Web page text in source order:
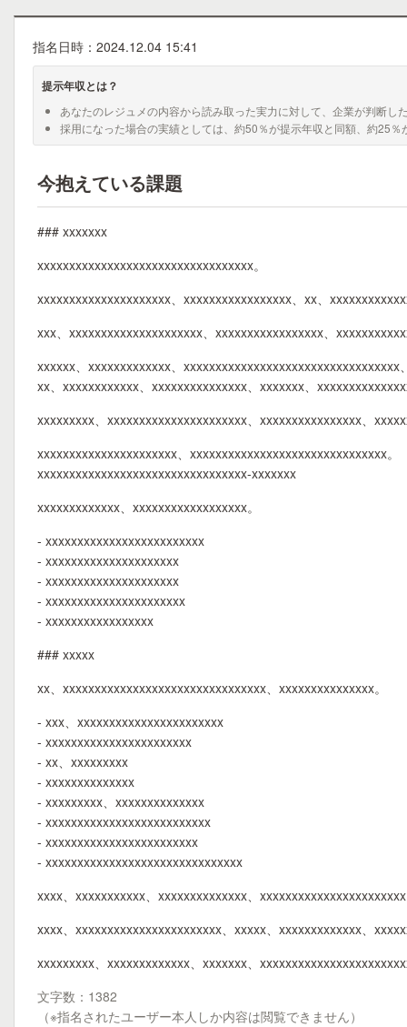
指名日時：2024.12.04 15:41
提示年収とは？
あなたのレジュメの内容から読み取った実力に対して、企業が判断し
採用になった場合の実績としては、約50％が提示年収と同額、約25
今抱えている課題
### xxxxxxx
xxxxxxxxxxxxxxxxxxxxxxxxxxxxxxxxxx。
xxxxxxxxxxxxxxxxxxxxx、xxxxxxxxxxxxxxxxx、xx、
xxx、xxxxxxxxxxxxxxxxxxxxx、xxxxxxxxxxxxxxxxx、
xxxxxx、xxxxxxxxxxxxx、
xx、xxxxxxxxxxxx、xxxxxxxxxxxxxxx、xxxxxxx、
xxxxxxxxx、xxxxxxxxxxxxxxxxxxxxxx、xxxxxxxxxxxxxxxx、
xxxxxxxxxxxxxxxxxxxxxx、xxxxxxxxxxxxxxxxxxxxxxxxxxxxxxx。
xxxxxxxxxxxxxxxxxxxxxxxxxxxxxxxxx-xxxxxxx
xxxxxxxxxxxxx、xxxxxxxxxxxxxxxxxx。
- xxxxxxxxxxxxxxxxxxxxxxxxx
- xxxxxxxxxxxxxxxxxxxxx
- xxxxxxxxxxxxxxxxxxxxx
- xxxxxxxxxxxxxxxxxxxxxx
- xxxxxxxxxxxxxxxxx
### xxxxx
xx、xxxxxxxxxxxxxxxxxxxxxxxxxxxxxxxx、xxxxxxxxxxxxxxx。
- xxx、xxxxxxxxxxxxxxxxxxxxxxx
- xxxxxxxxxxxxxxxxxxxxxxx
- xx、xxxxxxxxx
- xxxxxxxxxxxxxx
- xxxxxxxxx、xxxxxxxxxxxxxx
- xxxxxxxxxxxxxxxxxxxxxxxxxx
- xxxxxxxxxxxxxxxxxxxxxxxx
- xxxxxxxxxxxxxxxxxxxxxxxxxxxxxxx
xxxx、xxxxxxxxxxx、xxxxxxxxxxxxxx、
xxxx、xxxxxxxxxxxxxxxxxxxxxxx、xxxxx、xxxxxxxxxxxxx、
xxxxxxxxx、xxxxxxxxxxxxx、xxxxxxx、
文字数：1382
（※指名されたユーザー本人しか内容は閲覧できません）